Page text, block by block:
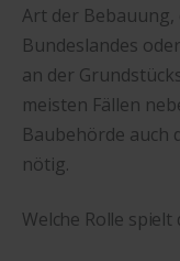
Art der Bebauung,
Bundeslandes
an der
meisten Fällen
Baubehörde auch
nötig.
Welche Rolle